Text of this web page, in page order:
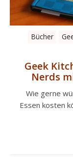
Bücher
Geek
Nerds
Wie gerne
Essen kosten